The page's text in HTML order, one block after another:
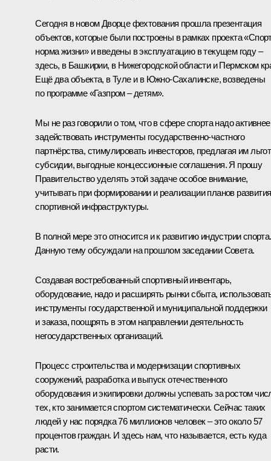
Сегодня в новом Дворце фехтования прошла презентация
объектов, которые были построены в рамках проекта
норма жизни» и введены в эксплуатацию в текущем году –
здесь, в Башкирии, в Нижегородской области и Пермском
Ещё два объекта, в Туле и в Южно-Сахалинске, возведены
по программе «Газпром – детям».
Мы не раз говорили о том, что в сфере спорта надо активнее
задействовать инструменты государственно-частного
партнёрства, стимулировать инвесторов, предлагая им
субсидии, выгодные концессионные соглашения. Я прошу
Правительство уделять этой задаче особое внимание,
учитывать при формировании и реализации планов развития
спортивной инфраструктуры.
В полной мере это относится и к развитию индустрии спорта.
Данную тему обсуждали на прошлом заседании Совета.
Создавая востребованный спортивный инвентарь,
оборудование, надо и расширять рынки сбыта,
инструменты государственной и муниципальной поддержки
и заказа, поощрять в этом направлении деятельность
негосударственных организаций.
Процесс строительства и модернизации спортивных
сооружений, разработка и выпуск отечественного
оборудования и экипировки должны успевать за ростом
тех, кто занимается спортом систематически. Сейчас таких
людей у нас порядка 76 миллионов человек – это около 57
процентов граждан. И здесь нам, что называется, есть куда
расти.